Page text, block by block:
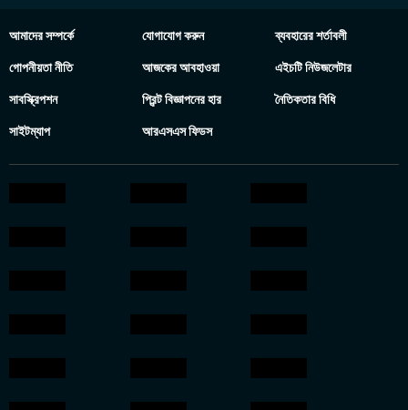
আমাদের সম্পর্কে যোগাযোগ করুন ব্যবহারের শর্তাবলী
গোপনীয়তা নীতি আজকের আবহাওয়া এইচটি নিউজলেটার
সাবস্ক্রিপশন প্রিন্ট বিজ্ঞাপনের হার নৈতিকতার বিধি
সাইটম্যাপ আরএসএস ফিডস